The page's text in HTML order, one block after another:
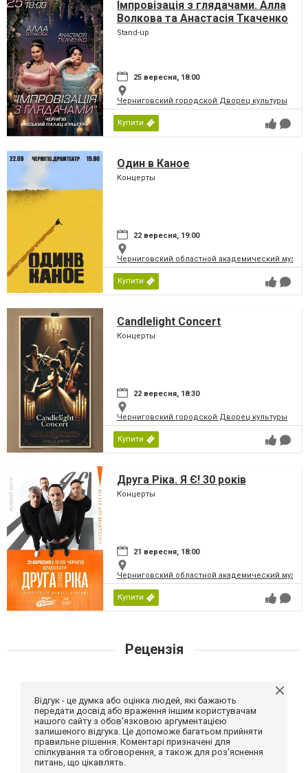
Імпровізація з глядачами. Алла
Волкова та Анастасія Ткаченко
Stand-up
25 вересня, 18:00
Черниговский городской Дворец культуры
Купити
Один в Каное
Концерты
22 вересня, 19:00
Черниговский областной академический
Купити
Candlelight Concert
Концерты
22 вересня, 18:30
Черниговский городской Дворец культуры
Купити
Друга Ріка. Я Є! 30 років
Концерты
21 вересня, 18:00
Черниговский областной академический
Купити
Рецензія
Відгук - це думка або оцінка людей, які бажають
передати досвід або враження іншим користувачам
нашого сайту з обов'язковою аргументацією
залишеного відгука. Це допоможе багатьом прийняти
правильне рішення. Коментарі призначені для
спілкування та обговорення, а також для роз'яснення
питань, що цікавлять.